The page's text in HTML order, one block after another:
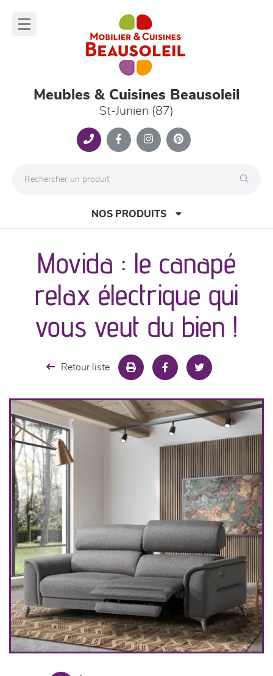
Meubles & Cuisines Beausoleil
St-Junien (87)
NOS PRODUITS
canapés et fauteuils
séjours
chambres et dressing
literie
cuisine & sur-mesure
décoration
Movida : le canapé
relax électrique qui
vous veut du bien !
Retour liste